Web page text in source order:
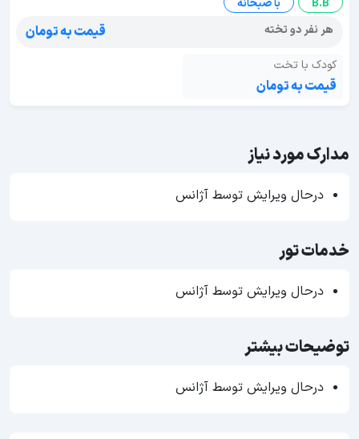
هر نفر دو تخته
قیمت به تومان
کودک با تخت
قیمت به تومان
مدارک مورد نیاز
درحال ویرایش توسط آژانس
خدمات تور
درحال ویرایش توسط آژانس
توضیحات بیشتر
درحال ویرایش توسط آژانس